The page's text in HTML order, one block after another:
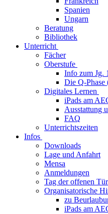
Spanien
Ungarn
Beratung
Bibliothek
Unterricht
Fächer
Oberstufe
Info zum Jg.
Die Q-Phase
Digitales Lernen
iPads am
Ausstattung
FAQ
Unterrichtszeiten
Infos
Downloads
Lage und Anfahrt
Mensa
Anmeldungen
Tag der offenen Tür
Organisatorische
zu
iPads am